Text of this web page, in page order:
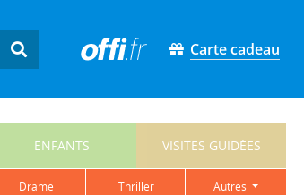
Carte cadeau
ENFANTS VISITES GUIDÉES
drame thriller autres